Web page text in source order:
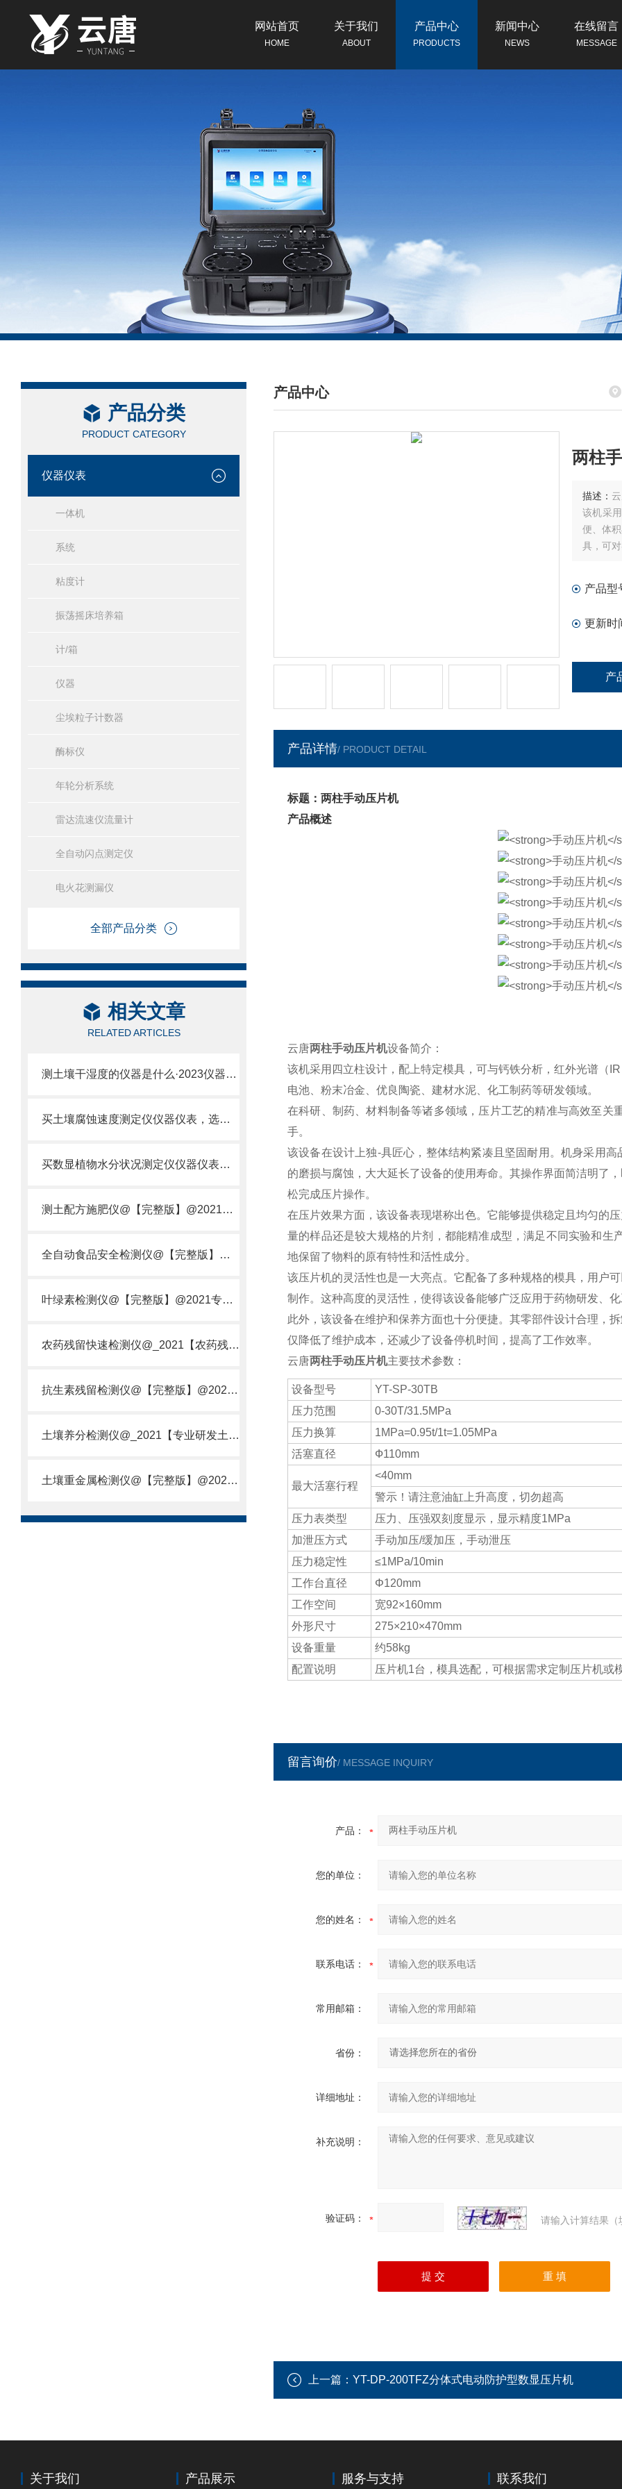
网站首页
HOME
关于我们
ABOUT
产品中心
PRODUCTS
新闻中心
NEWS
在线留言
MESSAGE
产品分类
PRODUCT CATEGORY
仪器仪表
一体机
系统
粘度计
振荡摇床培养箱
计/箱
仪器
尘埃粒子计数器
酶标仪
年轮分析系统
雷达流速仪流量计
全自动闪点测定仪
电火花测漏仪
全部产品分类
相关文章
RELATED ARTICLES
测土壤干湿度的仪器是什么·2023仪器仪表·云唐土壤干湿度检测仪器设备
买土壤腐蚀速度测定仪仪器仪表，选【云唐新款】土壤腐蚀速度测定仪
买数显植物水分状况测定仪仪器仪表，就来山东云唐精品货源
测土配方施肥仪@【完整版】@2021专业测土配方施肥仪器仪表
全自动食品安全检测仪@【完整版】@2021专业全自动食品检测仪器仪表
叶绿素检测仪@【完整版】@2021专业叶绿素检测仪器仪表
农药残留快速检测仪@_2021【农药残留检测仪器仪表DE原理】
抗生素残留检测仪@【完整版】@2021专业抗生素残留检测仪器仪表
土壤养分检测仪@_2021【专业研发土壤养分快速检测仪器仪表厂】
土壤重金属检测仪@【完整版】@2021专业土壤重金属快速检测仪器仪表
产品中心
/ PRODUCTS CENTER
两柱
描述：
该机采
便、体
具，可
产品型
更新时
产
产品详情/ PRODUCT DETAIL
标题：两柱手动压片机
产品概述
云唐两柱手动压片机设备简介：
该机采用四立柱设计，配上特定模具，可与钙铁分析，红外光谱（
电池、粉末冶金、优良陶瓷、建材水泥、化工制药等研发领域。
在科研、制药、材料制备等诸多领域，压片工艺的精准与高效至
手。
该设备在设计上独-具匠心，整体结构紧凑且坚固耐用。机身采用
的磨损与腐蚀，大大延长了设备的使用寿命。其操作界面简洁明了
松完成压片操作。
在压片效果方面，该设备表现堪称出色。它能够提供稳定且均匀的
量的样品还是较大规格的片剂，都能精准成型，满足不同实验和
地保留了物料的原有特性和活性成分。
该压片机的灵活性也是一大亮点。它配备了多种规格的模具，用户
制作。这种高度的灵活性，使得该设备能够广泛应用于药物研发、
此外，该设备在维护和保养方面也十分便捷。其零部件设计合理，
仅降低了维护成本，还减少了设备停机时间，提高了工作效率。
云唐两柱手动压片机主要技术参数：
设备型号
YT-SP-30TB
压力范围
0-30T/31.5MPa
压力换算
1MPa=0.95t/1t=1.05MPa
活塞直径
Ф110mm
最大活塞行程
<40mm
警示！请注意油缸上升高度，切勿超高
压力表类型
压力、压强双刻度显示，显示精度1MPa
加泄压方式
手动加压/缓加压，手动泄压
压力稳定性
≤1MPa/10min
工作台直径
Φ120mm
工作空间
宽92×160mm
外形尺寸
275×210×470mm
设备重量
约58kg
配置说明
压片机1台，模具选配，可根据需求定制压片机或
留言询价/ MESSAGE INQUIRY
产品：
您的单位：
您的姓名：
联系电话：
常用邮箱：
省份：
详细地址：
补充说明：
验证码： 请输入计算结果（
上一篇： YT-DP-200TFZ分体式电动防护型数显压片机
关于我们 产品展示 服务与支持 联系我们